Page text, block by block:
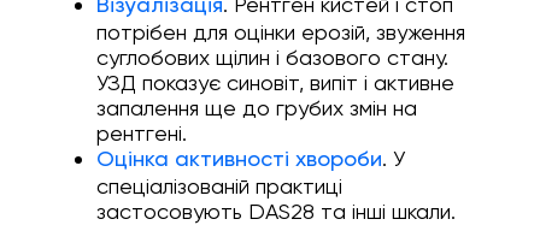
Візуалізація
потрібен для оцінки ерозій, звуження
суглобових щілин і базового стану.
УЗД показує синовіт, випіт і активне
запалення ще до грубих змін на
рентгені.
Оцінка активності хвороби. У
спеціалізованій практиці
застосовують DAS28 та інші шкали.